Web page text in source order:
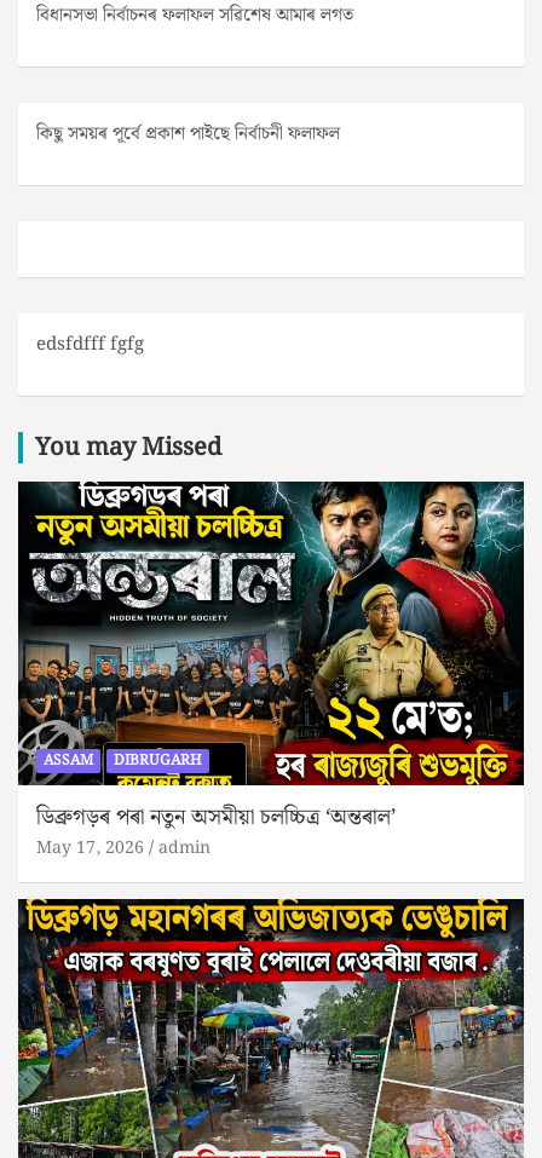
বিধানসভা নিৰ্বাচনৰ ফলাফল সৱিশেষ আমাৰ লগত
কিছু সময়ৰ পূৰ্বে প্ৰকাশ পাইছে নিৰ্বাচনী ফলাফল
edsfdfff fgfg
You may Missed
ASSAM DIBRUGARH
ডিব্ৰুগড়ৰ পৰা নতুন অসমীয়া চলচ্চিত্ৰ ‘অন্তৰাল’
May 17, 2026 admin